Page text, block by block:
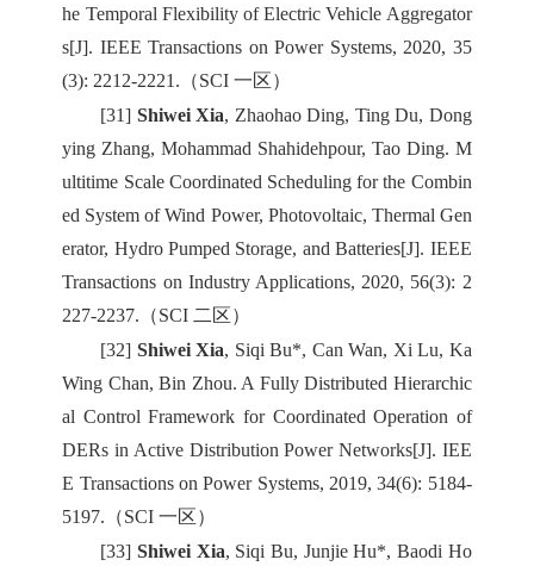
he Temporal Flexibility of Electric Vehicle Aggregator
s[J]. IEEE Transactions on Power Systems, 2020, 35
(3): 2212-2221.（SCI 一区）
[31] Shiwei Xia, Zhaohao Ding, Ting Du, Dong
ying Zhang, Mohammad Shahidehpour, Tao Ding. M
ultitime Scale Coordinated Scheduling for the Combin
ed System of Wind Power, Photovoltaic, Thermal Gen
erator, Hydro Pumped Storage, and Batteries[J]. IEEE
Transactions on Industry Applications, 2020, 56(3): 2
227-2237.（SCI 二区）
[32] Shiwei Xia, Siqi Bu*, Can Wan, Xi Lu, Ka
Wing Chan, Bin Zhou. A Fully Distributed Hierarchic
al Control Framework for Coordinated Operation of
DERs in Active Distribution Power Networks[J]. IEE
E Transactions on Power Systems, 2019, 34(6): 5184-
5197.（SCI 一区）
[33]Shiwei Xia, Siqi Bu, Junjie Hu*, Baodi Ho